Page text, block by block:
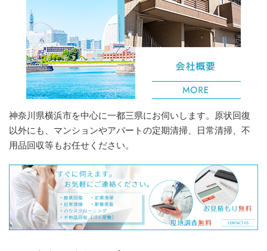
神奈川県横浜市を中心に一都三県にお伺いします。原状回復
以外にも、マンションやアパートの定期清掃、日常清掃、不
用品回収等もお任せください。